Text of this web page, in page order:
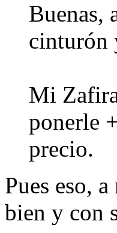
Buenas,
cinturón
Mi
ponerle
precio.
Pues eso,
bien y con